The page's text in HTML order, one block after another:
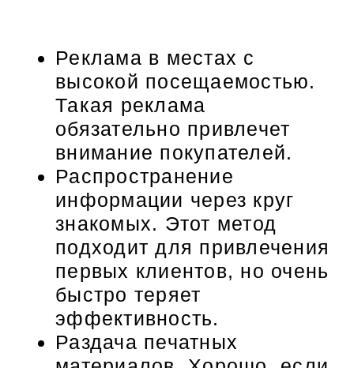
Реклама в местах с
высокой посещаемостью.
Такая реклама
обязательно привлечет
внимание покупателей.
Распространение
информации через круг
знакомых. Этот метод
подходит для привлечения
первых клиентов, но очень
быстро теряет
эффективность.
Раздача печатных